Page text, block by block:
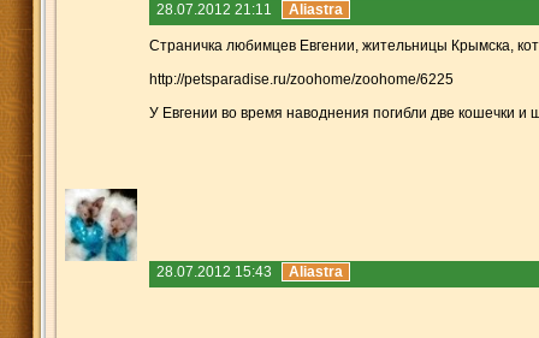
28.07.2012 21:11 Aliastra
Cтраничка любимцев Евгении, жительницы Крымска,
http://petsparadise.ru/zoohome/zoohome/6225
У Евгении во время наводнения погибли две кошечки и
28.07.2012 15:43 Aliastra